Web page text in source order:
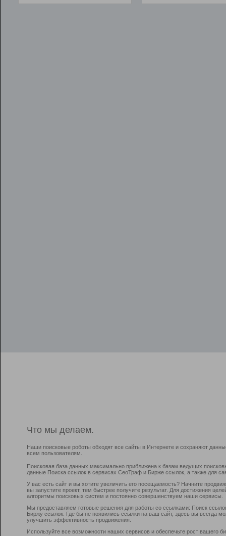
Что мы делаем.
Наши поисковые роботы обходят все сайты в Интернете и сохраняют
всем пользователям.
Поисковая база данных максимально приближена к базам ведущих
данные Поиска ссылок в сервисах СеоТраф и Бирже ссылок, а также для
У вас есть сайт и вы хотите увеличить его посещаемость? Начните
вы запустите проект, тем быстрее получите результат. Для достижения
алгоритмы поисковых систем и постоянно совершенствуем наши сервисы.
Мы предоставляем готовые решения для работы со ссылками: Поиск
Биржу ссылок. Где бы не появились ссылки на ваш сайт, здесь вы всегда
улучшить эффективность продвижения.
Используйте все возможности наших сервисов и обеспечьте рост вашего